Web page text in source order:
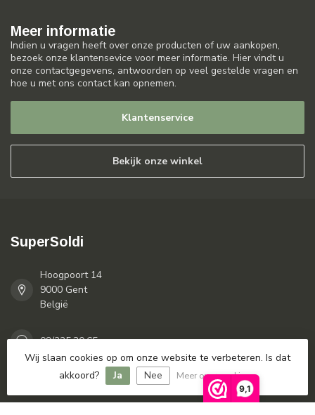
9,1
Meer informatie
Indien u vragen heeft over onze producten of uw aankopen,
bezoek onze klantensevice voor meer informatie. Hier vindt u
onze contactgegevens, antwoorden op veel gestelde vragen en
hoe u met ons contact kan opnemen.
Klantenservice
Bekijk onze winkel
SuperSoldi
Hoogpoort 14
9000 Gent
België
09/225.30.65
info@supersoldi.be
Wij slaan cookies op om onze website te verbeteren. Is dat
akkoord?
Ja Nee Meer over cookies »